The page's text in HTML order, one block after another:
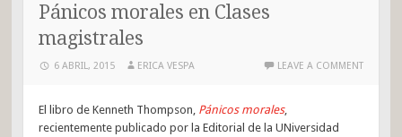
Pánicos morales en Clases
magistrales
6 ABRIL, 2015 ERICA VESPA LEAVE A COMMENT
El libro de Kenneth Thompson, Pánicos morales,
recientemente publicado por la Editorial de la UNiversidad